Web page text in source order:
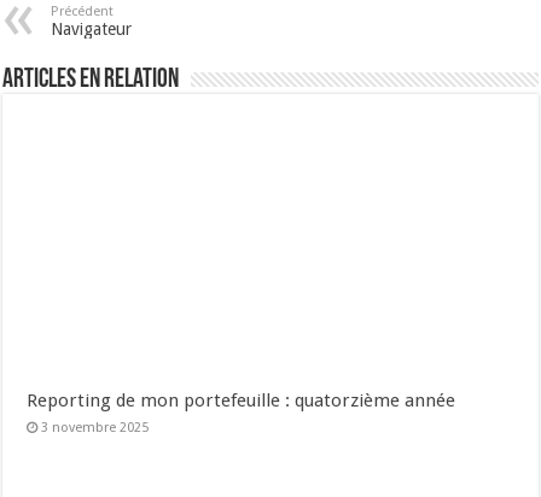
Précédent
Navigateur
Articles en relation
Reporting de mon portefeuille : quatorzième année
3 novembre 2025